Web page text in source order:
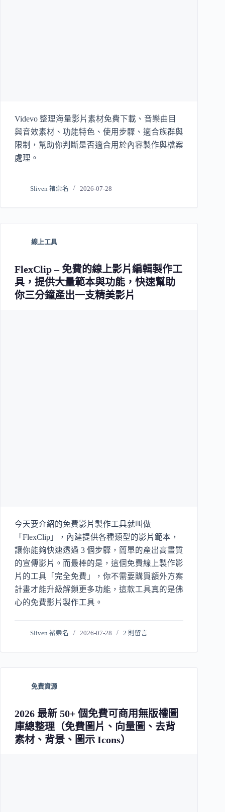
Videvo 整理海量影片素材免費下載、音樂曲目
與音效素材、功能特色、使用步驟、適合族群與
限制，幫助你判斷是否適合用於內容製作與檔案
處理。
Sliven 褚崇名 2026-07-28
線上工具
FlexClip – 免費的線上影片編輯製作工
具，提供大量範本與功能，快速幫助
你三分鐘產出一支精美影片
今天要介紹的免費影片製作工具就叫做
「FlexClip」，內建提供各種類型的影片範本，
讓你能夠快速透過 3 個步驟，簡單的產出高畫質
的宣傳影片。而最棒的是，這個免費線上製作影
片的工具「完全免費」，你不需要購買額外方案
計畫才能升級解鎖更多功能，這款工具真的是佛
心的免費影片製作工具。
Sliven 褚崇名 2026-07-28 2 則留言
免費資源
2026 最新 50+ 個免費可商用無版權圖
庫總整理（免費圖片、向量圖、去背
素材、背景、圖示 Icons）